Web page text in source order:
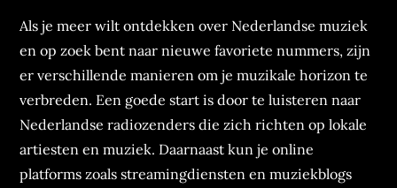
Als je meer wilt ontdekken over Nederlandse muziek
en op zoek bent naar nieuwe favoriete nummers, zijn
er verschillende manieren om je muzikale horizon te
verbreden. Een goede start is door te luisteren naar
Nederlandse radiozenders die zich richten op lokale
artiesten en muziek. Daarnaast kun je online
platforms zoals streamingdiensten en muziekblogs